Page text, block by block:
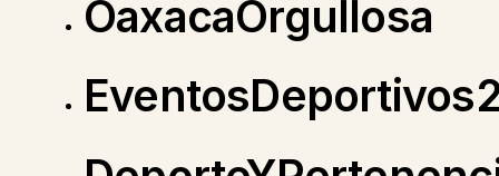
OaxacaOrgullosa